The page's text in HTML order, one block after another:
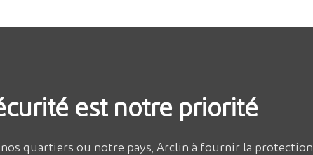
est notre priorité
quartiers ou notre pays, Arclin à fournir la protection